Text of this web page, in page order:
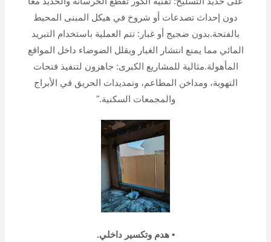
دون إحداث تصدعات أو شروخ في هيكل المبنى المحيط
بالفتحة.بدون ضجيج أو غبار: تتم العملية باستخدام التبريد
المائي مما يمنع انتشار الغبار ويقلل الضوضاء داخل المواقع
المأهولة.مثالية للمشاريع الكبرى: جاهزون لتنفيذ فتحات
التهوية، ومداخن المطاعم، وتمديدات الحريق في الأبراج
والمجمعات السكنية."
• هدم وتكسير داخلي.